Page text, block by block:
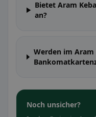
Bietet Aram
an?
Werden im Aram
Noch unsicher?